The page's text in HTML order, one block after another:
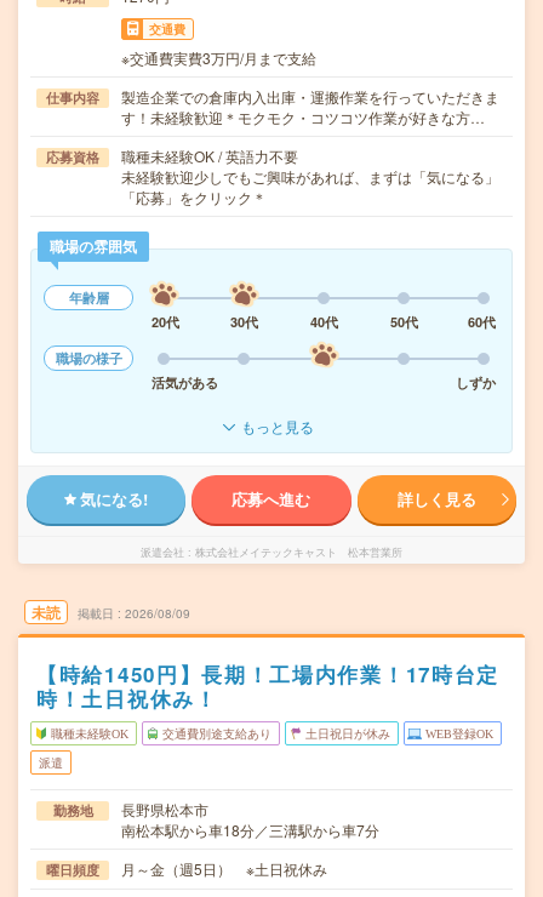
交通費
※交通費実費3万円/月まで支給
仕事内容
製造企業での倉庫内入出庫・運搬作業を行っていただきま
す！未経験歓迎＊モクモク・コツコツ作業が好きな方…
応募資格
職種未経験OK / 英語力不要
未経験歓迎少しでもご興味があれば、まずは「気になる」
「応募」をクリック＊
職場の雰囲気
年齢層
20代
30代 40代 50代
60代
職場の様子
活気がある
しずか
もっと見る
気になる! 応募へ進む 詳しく見る
派遣会社 株式会社メイテックキャスト 松本営業所
未読 掲載日 2026/08/09
【時給1450円】長期！工場内作業！17時台定
時！土日祝休み！
職種未経験OK 交通費別途支給あり 土日祝日が休み WEB登録OK
派遣
勤務地
長野県松本市
南松本駅から車18分／三溝駅から車7分
曜日頻度 月～金（週5日） ※土日祝休み